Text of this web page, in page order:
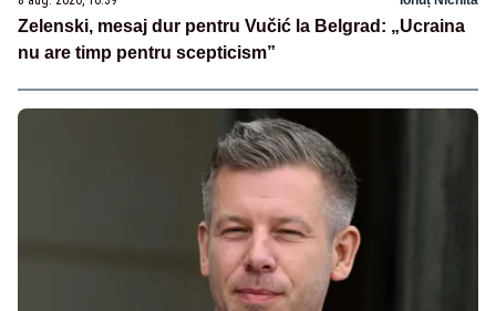
Zelenski, mesaj dur pentru Vučić la Belgrad: „Ucraina
nu are timp pentru scepticism”